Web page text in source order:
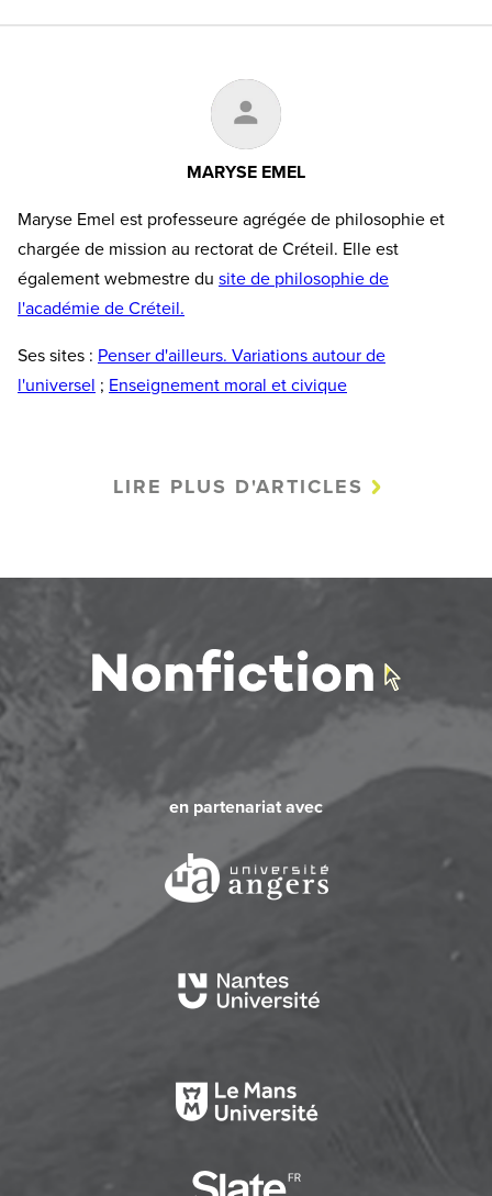
MARYSE EMEL
Maryse Emel est professeure agrégée de philosophie et
chargée de mission au rectorat de Créteil. Elle est
également webmestre du site de philosophie de
l'académie de Créteil.
Ses sites : Penser d'ailleurs. Variations autour de
l'universel ; Enseignement moral et civique
LIRE PLUS D'ARTICLES
en partenariat avec